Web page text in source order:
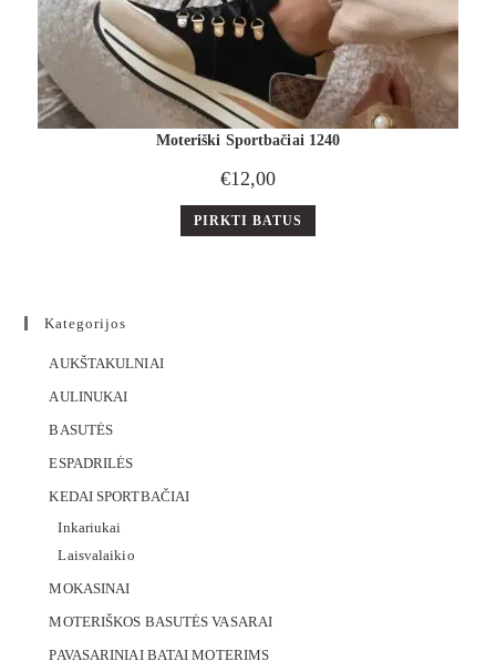
Moteriški Sportbačiai 1240
€12,00
PIRKTI BATUS
Kategorijos
AUKŠTAKULNIAI
AULINUKAI
BASUTĖS
ESPADRILĖS
KEDAI SPORTBAČIAI
Inkariukai
Laisvalaikio
MOKASINAI
MOTERIŠKOS BASUTĖS VASARAI
PAVASARINIAI BATAI MOTERIMS